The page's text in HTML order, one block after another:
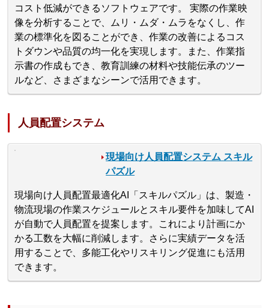
コスト低減ができるソフトウェアです。 実際の作業映
像を分析することで、ムリ・ムダ・ムラをなくし、作
業の標準化を図ることができ、作業の改善によるコス
トダウンや品質の均一化を実現します。また、作業指
示書の作成もでき、教育訓練の材料や技能伝承のツー
ルなど、さまざまなシーンで活用できます。
人員配置システム
現場向け人員配置システム スキル
パズル
現場向け人員配置最適化AI「スキルパズル」は、製造・
物流現場の作業スケジュールとスキル要件を加味してAI
が自動で人員配置を提案します。これにより計画にか
かる工数を大幅に削減します。さらに実績データを活
用することで、多能工化やリスキリング促進にも活用
できます。